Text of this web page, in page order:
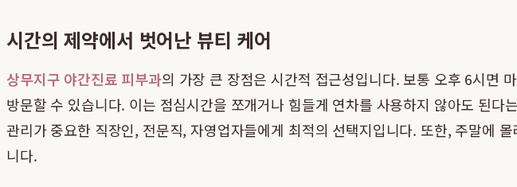
시간의 제약에서 벗어난 뷰티 케어
상무지구 야간진료 피부과의 가장 큰 장점은 시간적 접근성입니다. 보통 오후 6시면
방문할 수 있습니다. 이는 점심시간을 쪼개거나 힘들게 연차를 사용하지 않아도 된
관리가 중요한 직장인, 전문직, 자영업자들에게 최적의 선택지입니다. 또한, 주말에
니다.